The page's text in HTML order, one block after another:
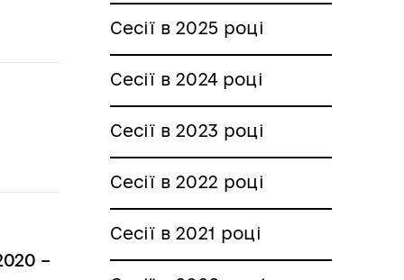
–
Сесії в 2025 році
Сесії в 2024 році
Сесії в 2023 році
Сесії в 2022 році
Сесії в 2021 році